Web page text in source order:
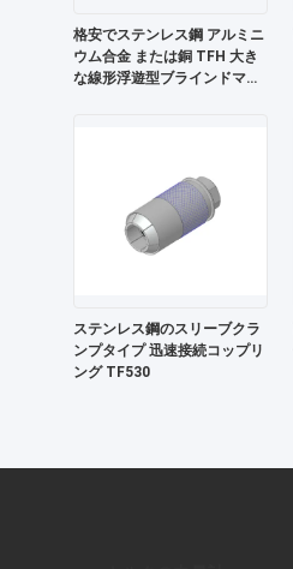
格安でステンレス鋼 アルミニ
ウム合金 または銅 TFH 大き
な線形浮遊型ブラインドマッ
ステンレス鋼のスリーブクラ
ンプタイプ 迅速接続コップリ
ング TF530